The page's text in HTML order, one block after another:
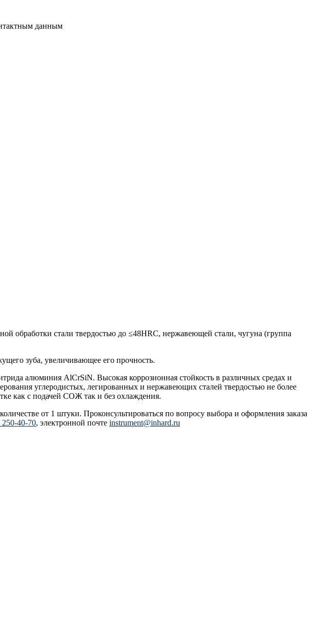
данным
обработки стали твердостью до ≤48HRC, нержавеющей стали, чугуна (группа
зуба, увеличивающее его прочность.
алюминия AlCrSiN. Высокая коррозионная стойкость в различных средах и
углеродистых, легированных и нержавеющих сталей твердостью не более
как с подачей СОЖ так и без охлаждения.
от 1 штуки. Проконсультироваться по вопросу выбора и оформления заказа
40-70, электронной почте instrument@inhard.ru